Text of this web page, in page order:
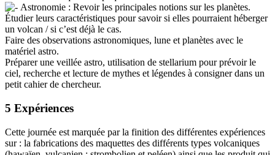
Astronomie : Revoir les principales notions sur les planètes.
Étudier leurs caractéristiques pour savoir si elles pourraient héberger
un volcan / si c’est déjà le cas.
Faire des observations astronomiques, lune et planètes avec le
matériel astro.
Préparer une veillée astro, utilisation de stellarium pour prévoir le
ciel, recherche et lecture de mythes et légendes à consigner dans un
petit cahier de chercheur.
5 Expériences
Cette journée est marquée par la finition des différentes expériences
sur : la fabrications des maquettes des différents types volcaniques